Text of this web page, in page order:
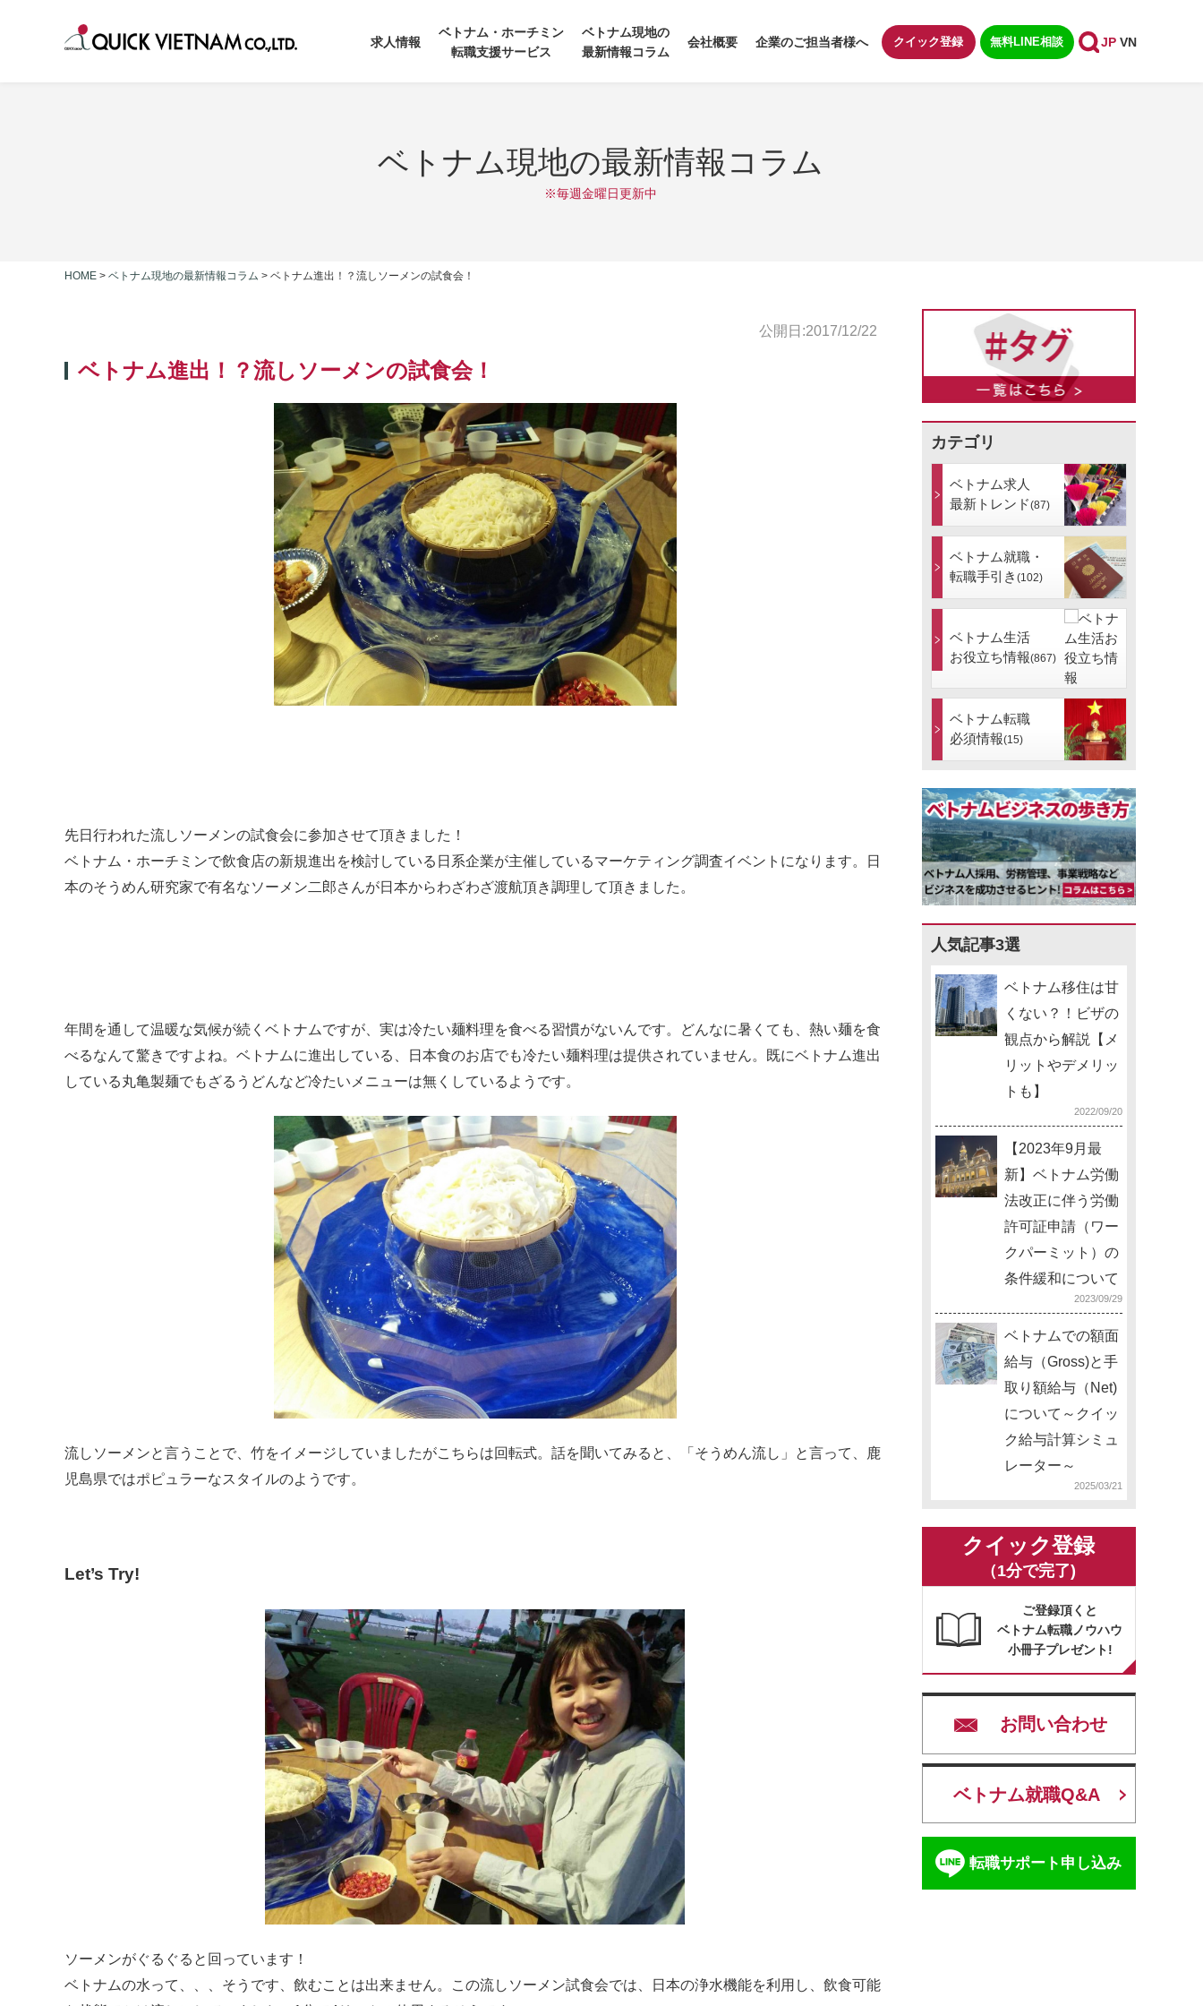
求人情報
ベトナム・ホーチミン
転職支援サービス
ベトナム現地の
最新情報コラム
会社概要 企業のご担当者様へ クイック登録 無料LINE相談 JP VN
ベトナム現地の最新情報コラム
※毎週金曜日更新中
HOME > ベトナム現地の最新情報コラム > ベトナム進出！？流しソーメンの試食会！
公開日:2017/12/22
ベトナム進出！？流しソーメンの試食会！
先日行われた流しソーメンの試食会に参加させて頂きました！
ベトナム・ホーチミンで飲食店の新規進出を検討している日系企業が主催しているマーケティング調査イベントになります。日
本のそうめん研究家で有名なソーメン二郎さんが日本からわざわざ渡航頂き調理して頂きました。
年間を通して温暖な気候が続くベトナムですが、実は冷たい麺料理を食べる習慣がないんです。どんなに暑くても、熱い麺を食
べるなんて驚きですよね。ベトナムに進出している、日本食のお店でも冷たい麺料理は提供されていません。既にベトナム進出
している丸亀製麺でもざるうどんなど冷たいメニューは無くしているようです。
流しソーメンと言うことで、竹をイメージしていましたがこちらは回転式。話を聞いてみると、「そうめん流し」と言って、鹿
児島県ではポピュラーなスタイルのようです。
Let’s Try!
ソーメンがぐるぐると回っています！
ベトナムの水って、、、そうです、飲むことは出来ません。この流しソーメン試食会では、日本の浄水機能を利用し、飲食可能
カテゴリ
ベトナム求人
最新トレンド(87)
ベトナム就職・
転職手引き (102)
ベトナム生活
お役立ち情報(867)
ベトナム転職
必須情報(15)
人気記事3選
ベトナム移住は甘
くない？！ビザの
観点から解説【メ
リットやデメリッ
トも】
2022/09/20
【2023年9月最
新】ベトナム労働
法改正に伴う労働
許可証申請（ワー
クパーミット）の
条件緩和について
2023/09/29
ベトナムでの額面
給与（Gross)と手
取り額給与（Net)
について～クイッ
ク給与計算シミュ
レーター～
2025/03/21
クイック登録
（1分で完了)
ご登録頂くと
ベトナム転職ノウハウ
小冊子プレゼント!
お問い合わせ
ベトナム就職Q&A
転職サポート申し込み